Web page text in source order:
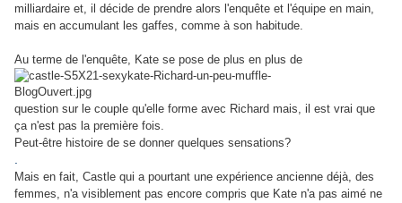
milliardaire et, il décide de prendre alors l'enquête et l'équipe en main,
mais en accumulant les gaffes, comme à son habitude.
Au terme de l'enquête, Kate se pose de plus en plus de
question sur le couple qu'elle forme avec Richard mais, il est vrai que
ça n'est pas la première fois.
Peut-être histoire de se donner quelques sensations?
.
Mais en fait, Castle qui a pourtant une expérience ancienne déjà, des
femmes, n'a visiblement pas encore compris que Kate n'a pas aimé ne